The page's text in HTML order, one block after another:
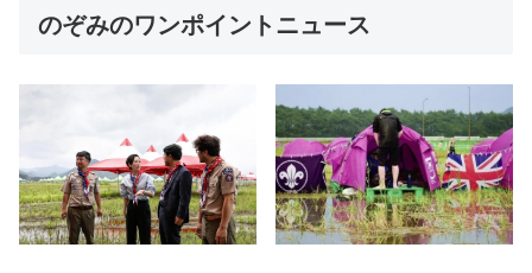
のぞみのワンポイントニュース